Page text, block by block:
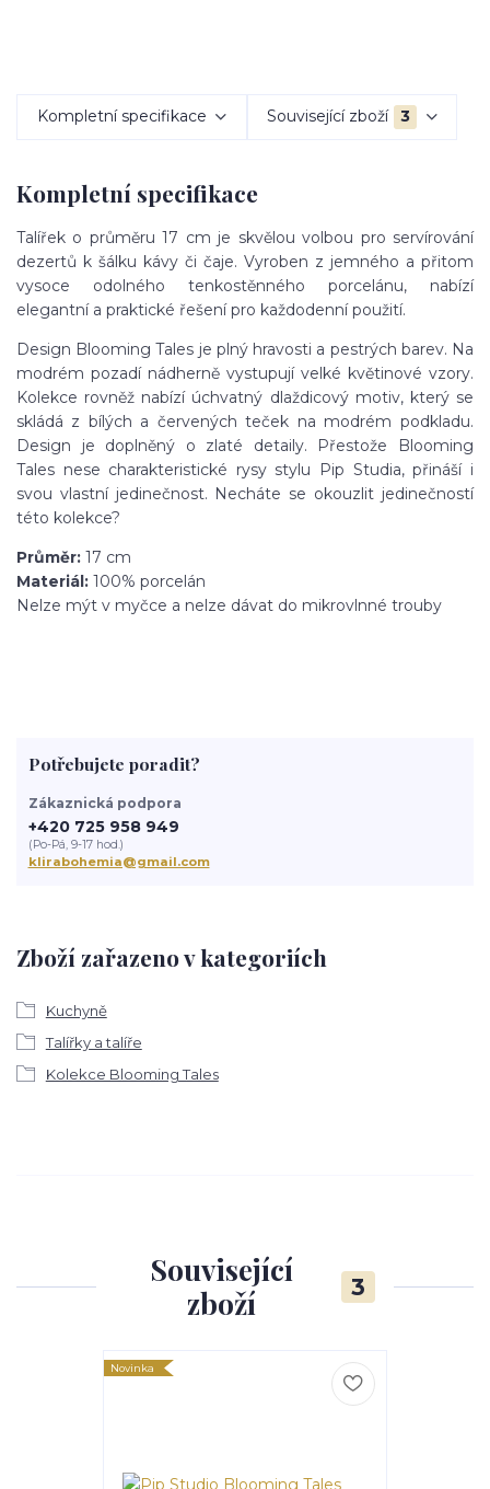
Kompletní specifikace Související zboží 3
Kompletní specifikace
Talířek o průměru 17 cm je skvělou volbou pro servírování
dezertů k šálku kávy či čaje. Vyroben z jemného a přitom
vysoce odolného tenkostěnného porcelánu, nabízí
elegantní a praktické řešení pro každodenní použití.
Design Blooming Tales je plný hravosti a pestrých barev. Na
modrém pozadí nádherně vystupují velké květinové vzory.
Kolekce rovněž nabízí úchvatný dlaždicový motiv, který se
skládá z bílých a červených teček na modrém podkladu.
Design je doplněný o zlaté detaily. Přestože Blooming
Tales nese charakteristické rysy stylu Pip Studia, přináší i
svou vlastní jedinečnost. Necháte se okouzlit jedinečností
této kolekce?
Průměr: 17 cm
Materiál: 100% porcelán
Nelze mýt v myčce a nelze dávat do mikrovlnné trouby
Zboží zařazeno v kategoriích
Kuchyně
Talířky a talíře
Kolekce Blooming Tales
Potřebujete poradit?
Zákaznická podpora
+420 725 958 949
(Po-Pá, 9-17 hod.)
klirabohemia@gmail.com
Související
zboží
3
Novinka